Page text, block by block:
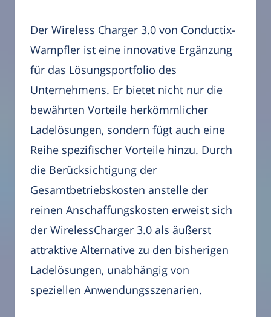
Der Wireless Charger 3.0 von Conductix-
Wampfler ist eine innovative Ergänzung
für das Lösungsportfolio des
Unternehmens. Er bietet nicht nur die
bewährten Vorteile herkömmlicher
Ladelösungen, sondern fügt auch eine
Reihe spezifischer Vorteile hinzu. Durch
die Berücksichtigung der
Gesamtbetriebskosten anstelle der
reinen Anschaffungskosten erweist sich
der WirelessCharger 3.0 als äußerst
attraktive Alternative zu den bisherigen
Ladelösungen, unabhängig von
speziellen Anwendungsszenarien.